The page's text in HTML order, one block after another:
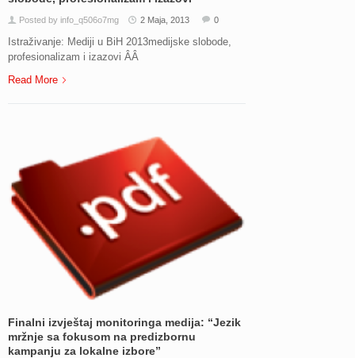
Posted by info_q506o7mg 2 Maja, 2013 0
Istraživanje: Mediji u BiH 2013medijske slobode,
profesionalizam i izazovi ÂÂ
Read More
Finalni izvještaj monitoringa medija: “Jezik
mržnje sa fokusom na predizbornu
kampanju za lokalne izbore”